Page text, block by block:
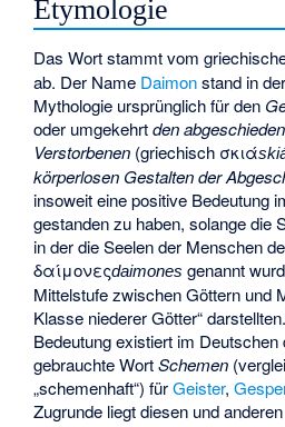
Etymologie
Das Wort stammt vom
ab. Der Name Daimonstand in
Mythologie ursprünglich für den
oder umgekehrtden
Verstorbenen (griechisch σκιά
körperlosen Gestalten der
insoweit eine positive Bedeutung
gestanden zu haben, solange die
in der die Seelen der Menschen
δαίμονεςdaimones genannt
Mittelstufe zwischen Göttern und
Klasse niederer Götter“
Bedeutung existiert im Deutschen
gebrauchte WortSchemen
„schemenhaft“) fürGeister,
Zugrunde liegt diesen und